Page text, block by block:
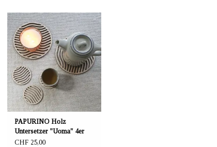
PAPURINO Holz
Untersetzer "Uoma" 4er
Set
CHF 25,00